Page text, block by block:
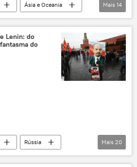
Ásia e Oceania
do Norte
da Coreia do Sul (NIS)
geopolítica
Mais 14
Lenin: do
do
Rússia
Lenin
Deus
Mais 20